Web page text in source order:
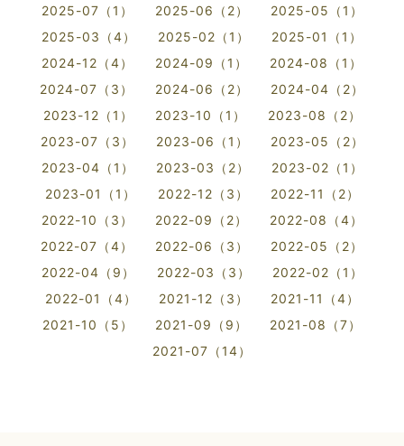
2025-07（1）
2025-06（2）
2025-05（1）
2025-03（4）
2025-02（1）
2025-01（1）
2024-12（4）
2024-09（1）
2024-08（1）
2024-07（3）
2024-06（2）
2024-04（2）
2023-12（1）
2023-10（1）
2023-08（2）
2023-07（3）
2023-06（1）
2023-05（2）
2023-04（1）
2023-03（2）
2023-02（1）
2023-01（1）
2022-12（3）
2022-11（2）
2022-10（3）
2022-09（2）
2022-08（4）
2022-07（4）
2022-06（3）
2022-05（2）
2022-04（9）
2022-03（3）
2022-02（1）
2022-01（4）
2021-12（3）
2021-11（4）
2021-10（5）
2021-09（9）
2021-08（7）
2021-07（14）